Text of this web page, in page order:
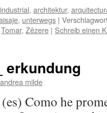
, architektur,
, unterwegs |
Tomar, Zêzere | Schreib einen
erkundung
andrea milde
Como he